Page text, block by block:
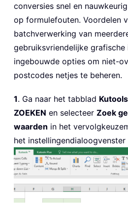
conversies snel en
op formulefouten. Voordelen
batchverwerking van
gebruiksvriendelijke
ingebouwde opties om niet-
postcodes netjes te beheren.
1. Ga naar het tabblad Kutools
ZOEKEN en selecteer Zoek
waarden in het
het instellingendialoogvenster